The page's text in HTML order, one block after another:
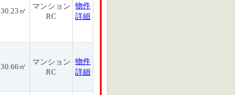
30.23㎡
マンション
RC
物件
詳細
30.66㎡
マンション
RC
物件
詳細